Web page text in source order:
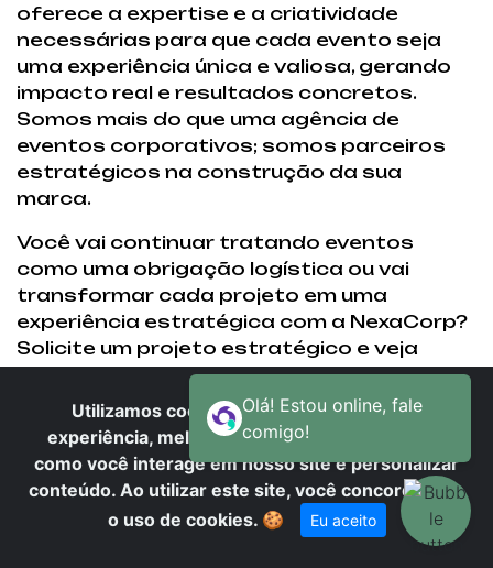
oferece a expertise e a criatividade
necessárias para que cada evento seja
uma experiência única e valiosa, gerando
impacto real e resultados concretos.
Somos mais do que uma agência de
eventos corporativos; somos parceiros
estratégicos na construção da sua
marca.
Você vai continuar tratando eventos
como uma obrigação logística ou vai
transformar cada projeto em uma
experiência estratégica com a NexaCorp?
Solicite um projeto estratégico e veja
como a NexaCorp pode transformar seus
eventos corporativos em ativos de marca.
Veja outras informações nos links a seguir:
agência de eventos corporativos em miracatu ,
agência de eventos corporativos em mirandópolis
Utilizamos cookies para oferecer melhor
experiência, melhorar o desempenho, analisar
como você interage em nosso site e personalizar
conteúdo. Ao utilizar este site, você concorda com
o uso de cookies. 🍪 Eu aceito